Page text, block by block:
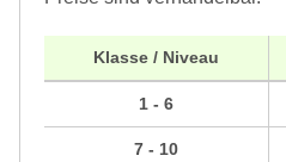
Klasse / Niveau
1 - 6
7 - 10